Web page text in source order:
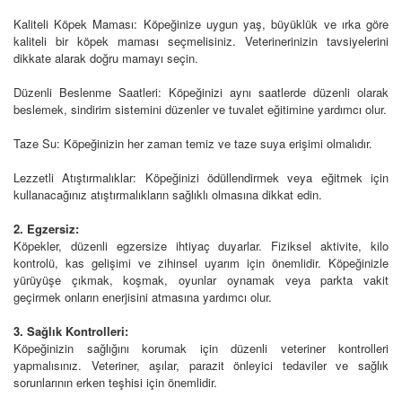
Kaliteli Köpek Maması: Köpeğinize uygun yaş, büyüklük ve ırka göre
kaliteli bir köpek maması seçmelisiniz. Veterinerinizin tavsiyelerini
dikkate alarak doğru mamayı seçin.
Düzenli Beslenme Saatleri: Köpeğinizi aynı saatlerde düzenli olarak
beslemek, sindirim sistemini düzenler ve tuvalet eğitimine yardımcı olur.
Taze Su: Köpeğinizin her zaman temiz ve taze suya erişimi olmalıdır.
Lezzetli Atıştırmalıklar: Köpeğinizi ödüllendirmek veya eğitmek için
kullanacağınız atıştırmalıkların sağlıklı olmasına dikkat edin.
2. Egzersiz:
Köpekler, düzenli egzersize ihtiyaç duyarlar. Fiziksel aktivite, kilo
kontrolü, kas gelişimi ve zihinsel uyarım için önemlidir. Köpeğinizle
yürüyüşe çıkmak, koşmak, oyunlar oynamak veya parkta vakit
geçirmek onların enerjisini atmasına yardımcı olur.
3. Sağlık Kontrolleri:
Köpeğinizin sağlığını korumak için düzenli veteriner kontrolleri
yapmalısınız. Veteriner, aşılar, parazit önleyici tedaviler ve sağlık
sorunlarının erken teşhisi için önemlidir.